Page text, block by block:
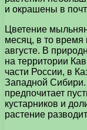
и окрашены в
Цветение
месяц, в то время
августе. В
на территории
части России, в
Западной Сибири.
предпочитает
кустарников и
растение